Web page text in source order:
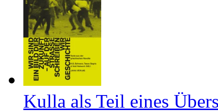
Kulla als Teil eines